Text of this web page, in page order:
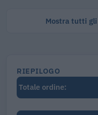
Mostra tutti
RIEPILOGO
Totale ordine: